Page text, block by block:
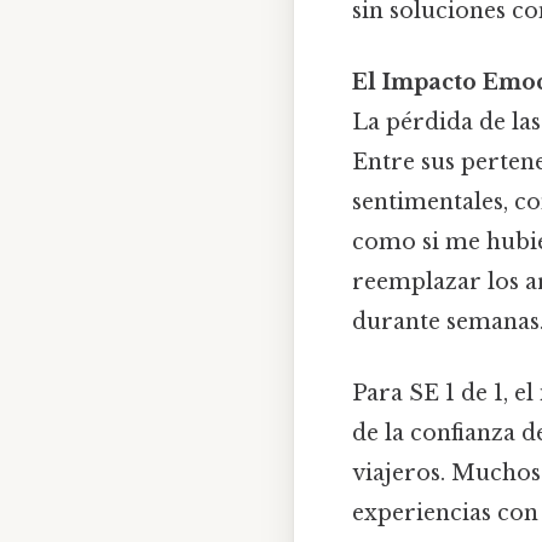
sin soluciones
El Impacto
La pérdida de
Entre sus
sentimentales,
como si me
reemplazar los
durante
Para SE 1 de 1,
de la confianza
viajeros.
experiencias